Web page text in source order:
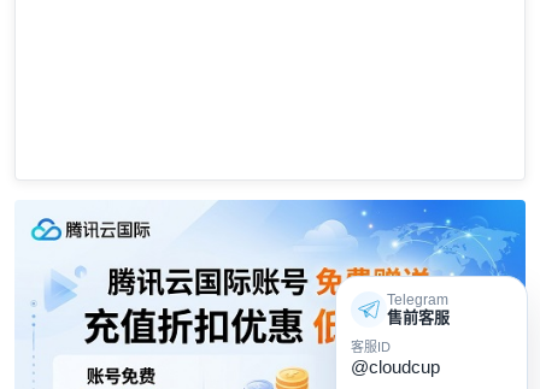
Telegram
售前客服
客服ID
@cloudcup